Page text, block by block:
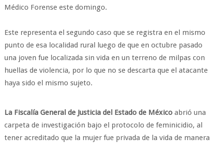
Médico Forense este domingo.
Este representa el segundo caso que se registra en el mismo
punto de esa localidad rural luego de que en octubre pasado
una joven fue localizada sin vida en un terreno de milpas con
huellas de violencia, por lo que no se descarta que el atacante
haya sido el mismo sujeto.
La Fiscalía General de Justicia del Estado de México abrió una
carpeta de investigación bajo el protocolo de feminicidio, al
tener acreditado que la mujer fue privada de la vida de manera